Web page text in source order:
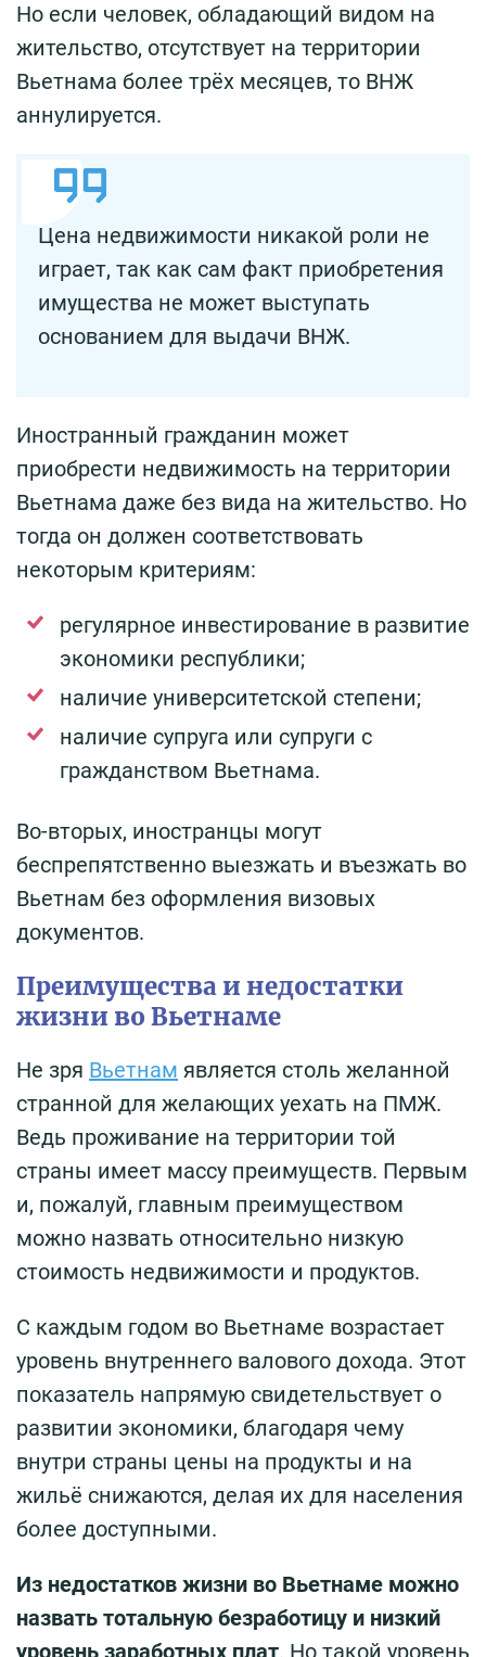
Но если человек, обладающий видом на
жительство, отсутствует на территории
Вьетнама более трёх месяцев, то ВНЖ
аннулируется.
Цена недвижимости никакой роли не
играет, так как сам факт приобретения
имущества не может выступать
основанием для выдачи ВНЖ.
Иностранный гражданин может
приобрести недвижимость на территории
Вьетнама даже без вида на жительство. Но
тогда он должен соответствовать
некоторым критериям:
регулярное инвестирование в развитие
экономики республики;
наличие университетской степени;
наличие супруга или супруги с
гражданством Вьетнама.
Во-вторых, иностранцы могут
беспрепятственно выезжать и въезжать во
Вьетнам без оформления визовых
документов.
Преимущества и недостатки
жизни во Вьетнаме
Не зря Вьетнам является столь желанной
странной для желающих уехать на ПМЖ.
Ведь проживание на территории той
страны имеет массу преимуществ. Первым
и, пожалуй, главным преимуществом
можно назвать относительно низкую
стоимость недвижимости и продуктов.
С каждым годом во Вьетнаме возрастает
уровень внутреннего валового дохода. Этот
показатель напрямую свидетельствует о
развитии экономики, благодаря чему
внутри страны цены на продукты и на
жильё снижаются, делая их для населения
более доступными.
Из недостатков жизни во Вьетнаме можно
назвать тотальную безработицу и низкий